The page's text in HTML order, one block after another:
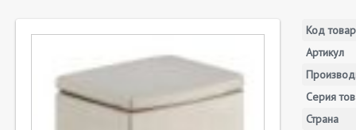
Код
Артикул
Серия
Страна